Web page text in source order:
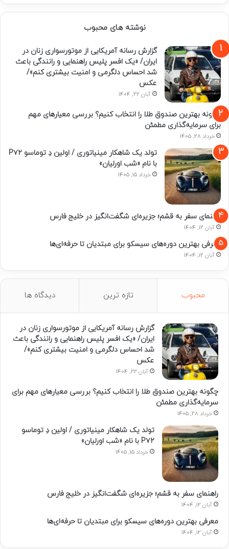
نوشته های محبوب
گزارش رسانه آمریکایی از موتورسواری زنان در
ایران/ «یک افسر پلیس راهنمایی و رانندگی باعث
شد احساس دلگرمی و امنیت بیشتری کنم»/
عکس
آبان 22, 1404
چگونه بهترین صندوق طلا را انتخاب کنیم؟ بررسی معیارهای مهم
برای سرمایه‌گذاری مطمئن
خرداد 28, 1405
تولد یک شاهکار مینیاتوری / اولین دِ توماسو P۷۲
با نام «شب اورلیان»
خرداد 15, 1405
راهنمای سفر به قشم؛ جزیره‌ای شگفت‌انگیز در خلیج فارس
آبان 12, 1404
معرفی بهترین دوره‌های سیسکو برای مبتدیان تا حرفه‌ای‌ها
آبان 12, 1404
محبوب تازه ترین دیدگاه ها
گزارش رسانه آمریکایی از موتورسواری زنان در
ایران/ «یک افسر پلیس راهنمایی و رانندگی باعث
شد احساس دلگرمی و امنیت بیشتری کنم»/
عکس
آبان 22, 1404
چگونه بهترین صندوق طلا را انتخاب کنیم؟ بررسی معیارهای مهم برای
سرمایه‌گذاری مطمئن
خرداد 28, 1405
تولد یک شاهکار مینیاتوری / اولین دِ توماسو
P۷۲ با نام «شب اورلیان»
خرداد 15, 1405
راهنمای سفر به قشم؛ جزیره‌ای شگفت‌انگیز در خلیج فارس
آبان 12, 1404
معرفی بهترین دوره‌های سیسکو برای مبتدیان تا حرفه‌ای‌ها
آبان 12, 1404